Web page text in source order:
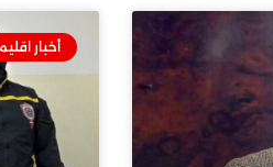
أخبار